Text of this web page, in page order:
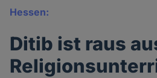
Hessen:
Ditib ist raus